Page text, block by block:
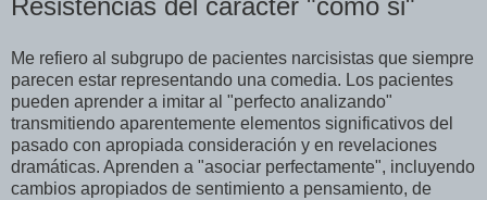
Resistencias del carácter "como si"
Me refiero al subgrupo de pacientes narcisistas que siempre
parecen estar representando una comedia. Los pacientes
pueden aprender a imitar al "perfecto analizando"
transmitiendo aparentemente elementos significativos del
pasado con apropiada consideración y en revelaciones
dramáticas. Aprenden a "asociar perfectamente", incluyendo
cambios apropiados de sentimiento a pensamiento, de